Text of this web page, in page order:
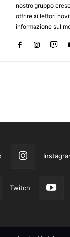
nostro gruppo
offrire ai lettori
informazione sul
Twitch